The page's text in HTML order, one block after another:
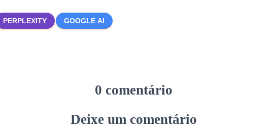
PERPLEXITY GOOGLE AI
0 comentário
Deixe um comentário